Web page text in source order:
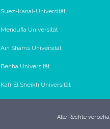
Suez-Kanal-Universität
Menoufia Universität
Ain Shams Universität
Benha Universität
Kafr El Sheikh Universität
Alle Rechte